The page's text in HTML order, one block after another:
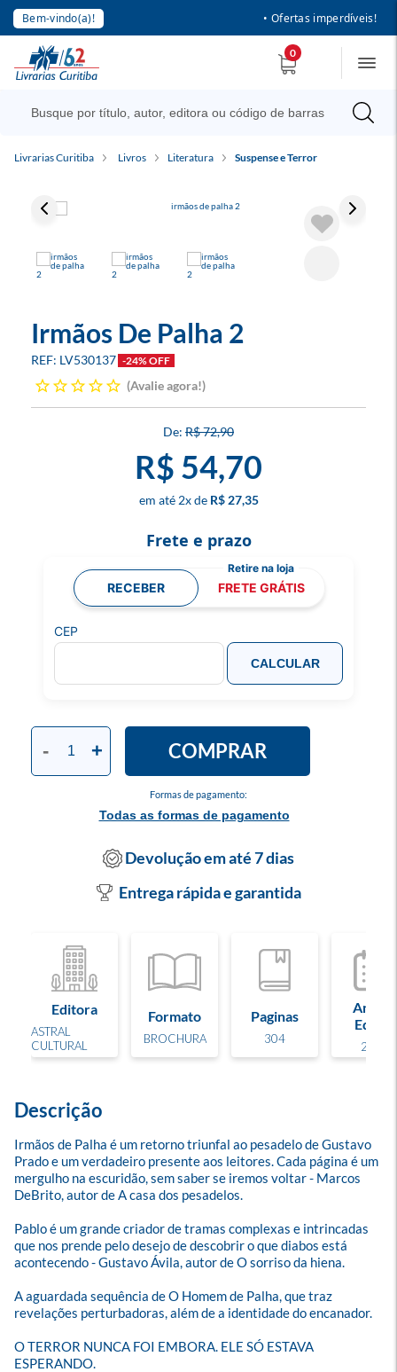
Bem-vindo(a)! • Ofertas imperdíveis!
0
Livrarias Curitiba Livros Literatura Suspense e Terror
Irmãos De Palha 2
LV530137 -24% OFF
Avalie agora!
R$ 72,90
R$ 54,70
2x R$ 27,35
Formas de pagamento:
Todas as formas de pagamento
- + COMPRAR
Frete e prazo
RECEBER FRETE GRÁTIS
CEP
CALCULAR
Devolução em até 7 dias
Entrega rápida e garantida
Editora
ASTRAL
CULTURAL
Formato
BROCHURA
Paginas
304
Ano de
Edição
2025
Descrição
Irmãos de Palha é um retorno triunfal ao pesadelo de Gustavo
Prado e um verdadeiro presente aos leitores. Cada página é um
mergulho na escuridão, sem saber se iremos voltar - Marcos
DeBrito, autor de A casa dos pesadelos.
Pablo é um grande criador de tramas complexas e intrincadas
que nos prende pelo desejo de descobrir o que diabos está
acontecendo - Gustavo Ávila, autor de O sorriso da hiena.
A aguardada sequência de O Homem de Palha, que traz
revelações perturbadoras, além de a identidade do encanador.
O TERROR NUNCA FOI EMBORA. ELE SÓ ESTAVA
ESPERANDO.